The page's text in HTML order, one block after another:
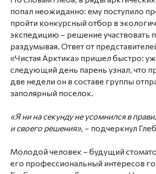
попал неожиданно: ему поступило
пройти конкурсный отбор в
экспедицию – решение участвовать
раздумывая. Ответ от
«Чистая Арктика» пришел быстро:
следующий день парень узнал, что
две недели он в составе группы
заполярный поселок.
«Я ни на секунду не усомнился в
и своего решения», – подчеркнул
Молодой человек – будущий
его профессиональный интересов